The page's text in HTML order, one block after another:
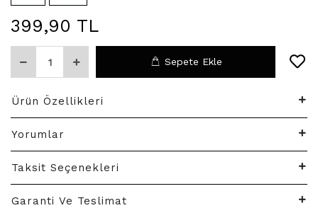
399,90 TL
Sepete Ekle
Ürün Özellikleri
Yorumlar
Taksit Seçenekleri
Garanti Ve Teslimat